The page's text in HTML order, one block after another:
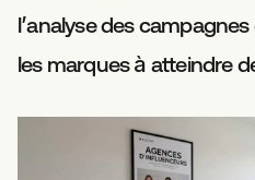
l’analyse des
les marques à atteindre